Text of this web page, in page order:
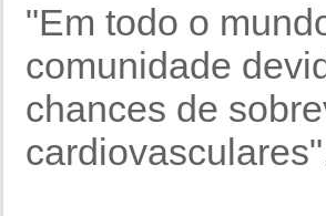
"Em todo o
comunidade
chances de